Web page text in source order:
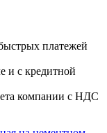
платежей
и с кредитной
компании с НДС